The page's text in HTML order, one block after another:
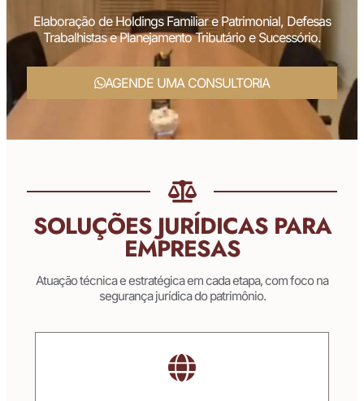
Elaboração de Holdings Familiar e Patrimonial, Defesas
Trabalhistas e Planejamento Tributário e Sucessório.
AGENDE UMA CONSULTORIA
SOLUÇÕES JURÍDICAS PARA
EMPRESAS
Atuação técnica e estratégica em cada etapa, com foco na
segurança jurídica do patrimônio.